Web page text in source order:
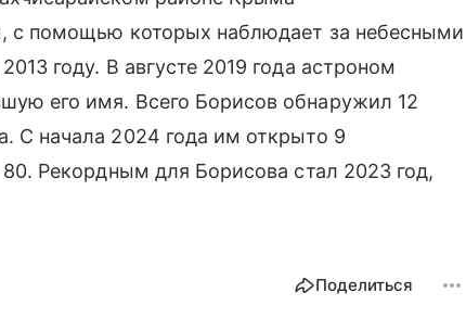
с помощью которых наблюдает за небесными
году. В августе 2019 года астроном
его имя. Всего Борисов обнаружил 12
С начала 2024 года им открыто 9
Рекордным для Борисова стал 2023 год,
Поделиться